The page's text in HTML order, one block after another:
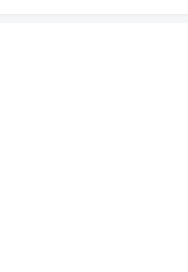
pohodlie a istotu vieme zabezpečiť aj
čas
novom aute bez zbytočného vybavovania.